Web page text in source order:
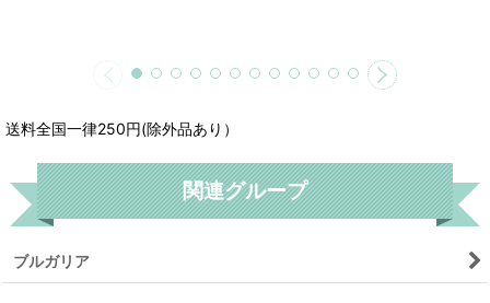
送料全国一律250円(除外品あり）
関連グループ
ブルガリア